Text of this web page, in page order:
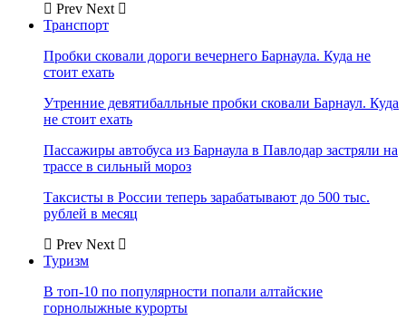
Prev Next
Транспорт
Пробки сковали дороги вечернего Барнаула. Куда не
стоит ехать
Утренние девятибалльные пробки сковали Барнаул. Куда
не стоит ехать
Пассажиры автобуса из Барнаула в Павлодар застряли на
трассе в сильный мороз
Таксисты в России теперь зарабатывают до 500 тыс.
рублей в месяц
Prev Next
Туризм
В топ-10 по популярности попали алтайские
горнолыжные курорты